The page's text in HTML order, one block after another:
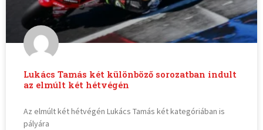
Lukács Tamás két különböző sorozatban indult
az elmúlt két hétvégén
Az elmúlt két hétvégén Lukács Tamás két kategóriában is
pályára